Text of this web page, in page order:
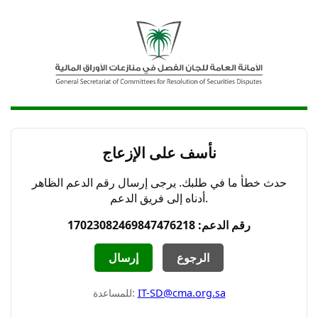
نأسف على الإزعاج
حدث خطأ ما في طلبك. يرجى إرسال رقم الدعم الظاهر
أدناه إلى فريق الدعم.
رقم الدعم: 17023082469847476218
إرسال الرجوع
للمساعدة: IT-SD@cma.org.sa